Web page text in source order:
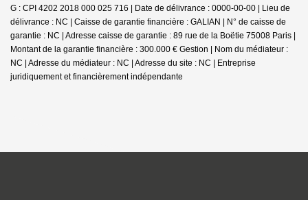
G : CPI 4202 2018 000 025 716 | Date de délivrance : 0000-00-00 | Lieu de
délivrance : NC | Caisse de garantie financière : GALIAN | N° de caisse de
garantie : NC | Adresse caisse de garantie : 89 rue de la Boëtie 75008 Paris |
Montant de la garantie financière : 300.000 € Gestion | Nom du médiateur :
NC | Adresse du médiateur : NC | Adresse du site : NC | Entreprise
juridiquement et financièrement indépendante